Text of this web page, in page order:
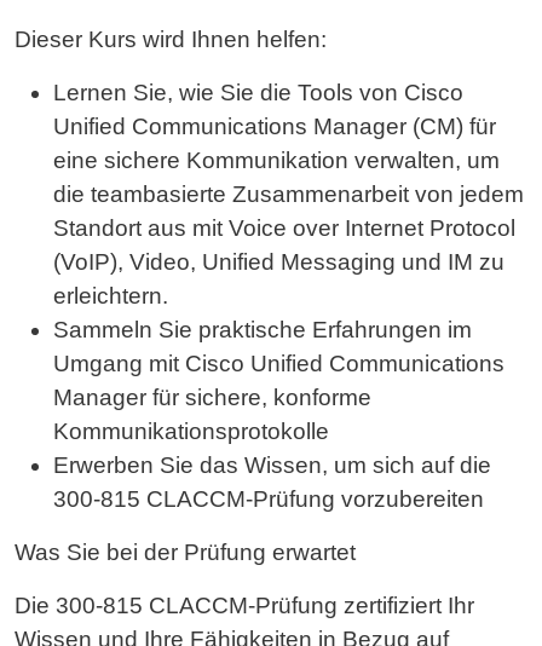
Dieser Kurs wird Ihnen helfen:
Lernen Sie, wie Sie die Tools von Cisco
Unified Communications Manager (CM) für
eine sichere Kommunikation verwalten, um
die teambasierte Zusammenarbeit von jedem
Standort aus mit Voice over Internet Protocol
(VoIP), Video, Unified Messaging und IM zu
erleichtern.
Sammeln Sie praktische Erfahrungen im
Umgang mit Cisco Unified Communications
Manager für sichere, konforme
Kommunikationsprotokolle
Erwerben Sie das Wissen, um sich auf die
300-815 CLACCM-Prüfung vorzubereiten
Was Sie bei der Prüfung erwartet
Die 300-815 CLACCM-Prüfung zertifiziert Ihr
Wissen und Ihre Fähigkeiten in Bezug auf